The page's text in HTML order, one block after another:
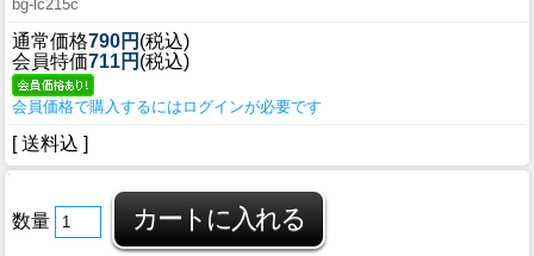
bg-lc215c
通常価格790円 (税込)
会員特価711円 (税込)
会員価格で購入するにはログインが必要です
[ 送料込 ]
数量